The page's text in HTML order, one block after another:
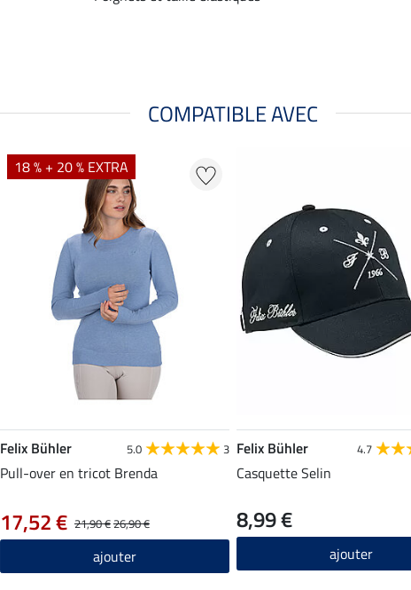
COMPATIBLE AVEC
18 % + 20 % EXTRA
Felix Bühler 5.0 3
Pull-over en tricot Brenda
21,90 €26,90 €
17,52 €
ajouter
Felix Bühler 4.7
Casquette Selin
8,99 €
ajouter